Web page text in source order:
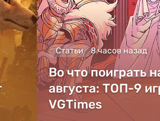
Статьи 8 часов назад
Во что поиграть
августа: ТОП-9
VGTimes